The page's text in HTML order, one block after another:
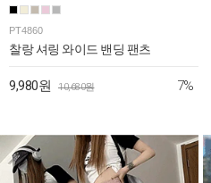
PT4860
찰랑 셔링 와이드 밴딩 팬츠
9,980원 10,680원 7%